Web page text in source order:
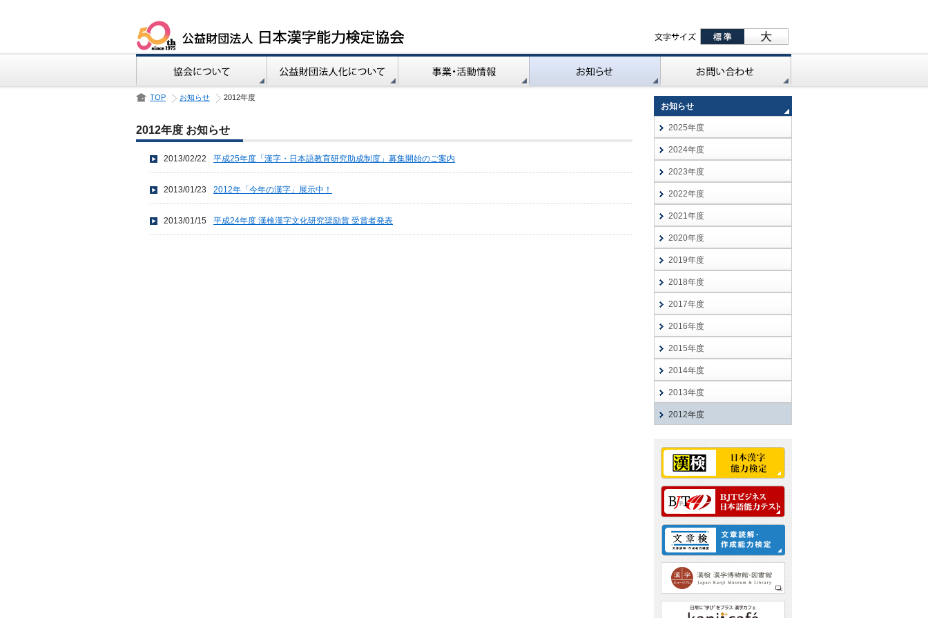
TOP お知らせ 2012年度
2012年度 お知らせ
2013/02/22 平成25年度「漢字・日本語教育研究助成制度」募集開始のご案内
2013/01/23 2012年「今年の漢字」展示中！
2013/01/15 平成24年度 漢検漢字文化研究奨励賞 受賞者発表
お知らせ
2025年度
2024年度
2023年度
2022年度
2021年度
2020年度
2019年度
2018年度
2017年度
2016年度
2015年度
2014年度
2013年度
2012年度